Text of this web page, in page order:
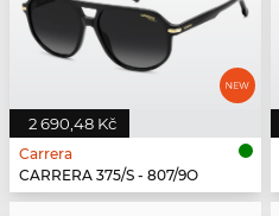
2 690,48 Kč
Carrera
CARRERA 375/S - 807/9O